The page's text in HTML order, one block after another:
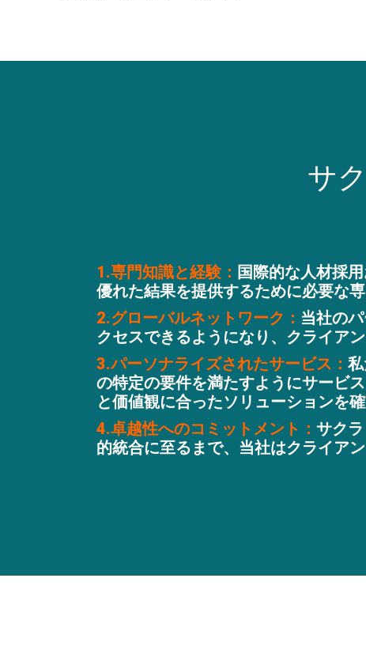
サ
1.専門知識と経験： 国際的な人材採
優れた結果を提供するために必要な
2.グローバルネットワーク： 当社の
クセスできるようになり、クライア
3.パーソナライズされたサービス：
の特定の要件を満たすようにサービ
と価値観に合ったソリューションを
4.卓越性へのコミットメント： サク
的統合に至るまで、当社はクライア